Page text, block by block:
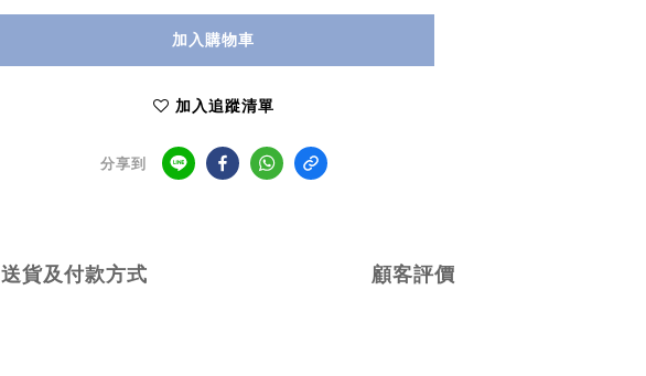
加入購物車
加入追蹤清單
分享到
送貨及付款方式 顧客評價